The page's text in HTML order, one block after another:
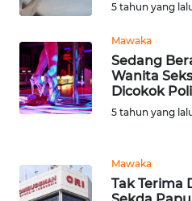
5 tahun yang
Mawaka
Sedang
Wanita
Dicokok
5 tahun yang
Mawaka
Tak Terima
WN
WN
BANTEN
WN